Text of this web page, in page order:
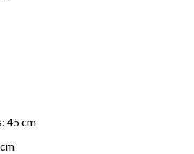
45 cm